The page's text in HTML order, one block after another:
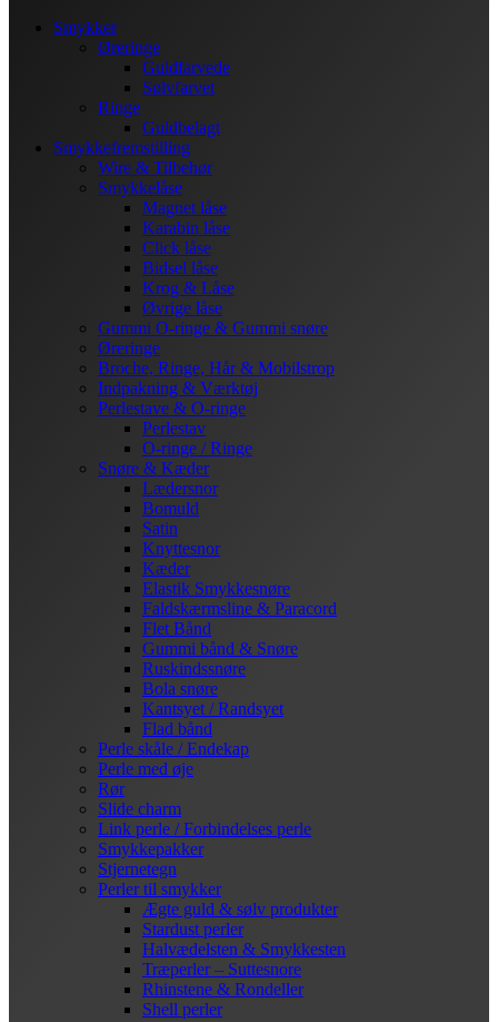
Smykker
Øreringe
Guldfarvede
Sølvfarvet
Ringe
Guldbelagt
Smykkefremstilling
Wire & Tilbehør
Smykkelåse
Magnet låse
Karabin låse
Click låse
Bidsel låse
Krog & Låse
Øvrige låse
Gummi O-ringe & Gummi snøre
Øreringe
Broche, Ringe, Hår & Mobilstrop
Indpakning & Værktøj
Perlestave & O-ringe
Perlestav
O-ringe / Ringe
Snøre & Kæder
Lædersnor
Bomuld
Satin
Knyttesnor
Kæder
Elastik Smykkesnøre
Faldskærmsline & Paracord
Flet Bånd
Gummi bånd & Snøre
Ruskindssnøre
Bola snøre
Kantsyet / Randsyet
Flad bånd
Perle skåle / Endekap
Perle med øje
Rør
Slide charm
Link perle / Forbindelses perle
Smykkepakker
Stjernetegn
Perler til smykker
Ægte guld & sølv produkter
Stardust perler
Halvædelsten & Smykkesten
Træperler – Suttesnore
Rhinstene & Rondeller
Shell perler